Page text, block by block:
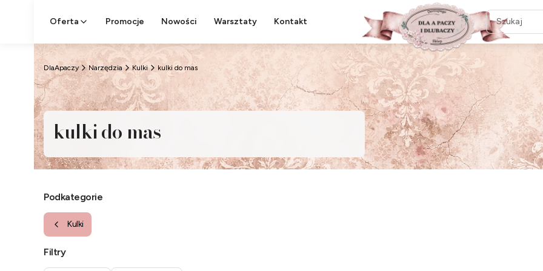
Oferta Promocje Nowości Warsztaty Kontakt
DlaApaczy Narzędzia Kulki kulki do mas
kulki do mas
Podkategorie
Kulki
Filtry